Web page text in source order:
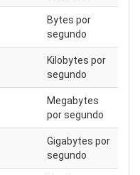
Bytes por
segundo
Kilobytes por
segundo
Megabytes
por segundo
Gigabytes por
segundo